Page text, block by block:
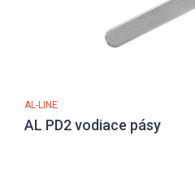
AL-LINE
AL PD2 vodiace pásy